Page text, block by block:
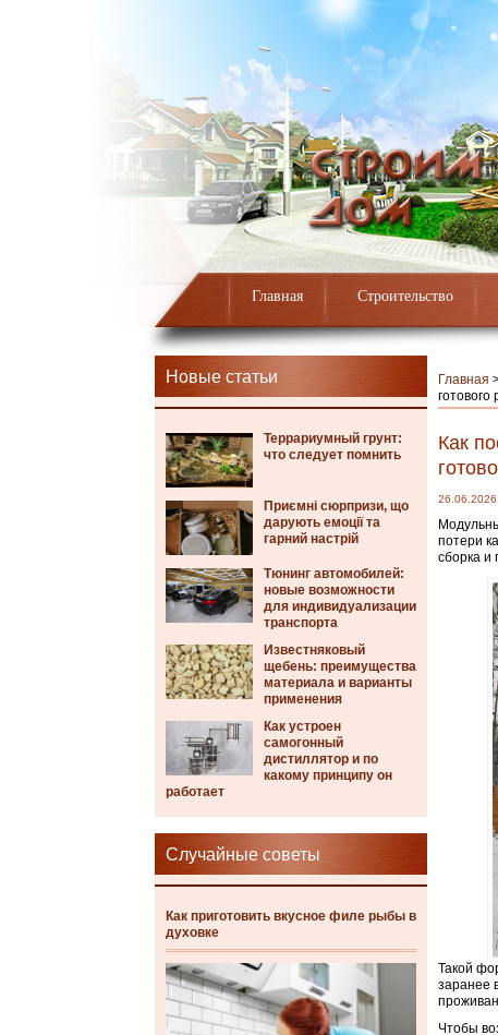
Главная Строительство
Новые статьи
Террариумный грунт:
что следует помнить
Приємні сюрпризи, що
дарують емоції та
гарний настрій
Тюнинг автомобилей:
новые возможности
для индивидуализации
транспорта
Известняковый
щебень: преимущества
материала и варианты
применения
Как устроен
самогонный
дистиллятор и по
какому принципу он
работает
Случайные советы
Как приготовить вкусное филе рыбы в
духовке
Главная
Как
26.06.2026
потери
сборка и
Такой
заранее
Чтобы